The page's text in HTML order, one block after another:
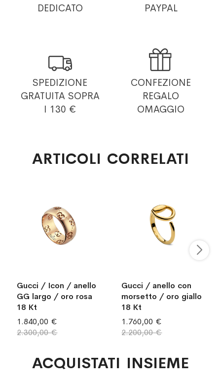
DEDICATO
PAYPAL

SPEDIZIONE
GRATUITA SOPRA
I 130 €

CONFEZIONE
REGALO
OMAGGIO
ARTICOLI CORRELATI
Gucci / Icon / anello
GG largo / oro rosa
18 Kt
1.840,00 €
2.300,00 €
Gucci / anello con
morsetto / oro giallo
18 Kt
1.760,00 €
2.200,00 €
ACQUISTATI INSIEME